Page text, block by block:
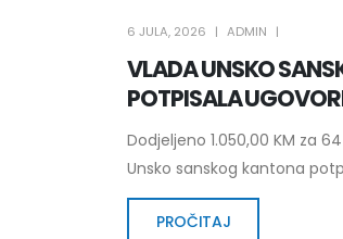
VLADA UNSKO
POTPISALA
6 JULA, 2026 ADMIN
Dodjeljeno 1.050,00 KM za
Unsko sanskog kantona
PROČITAJ